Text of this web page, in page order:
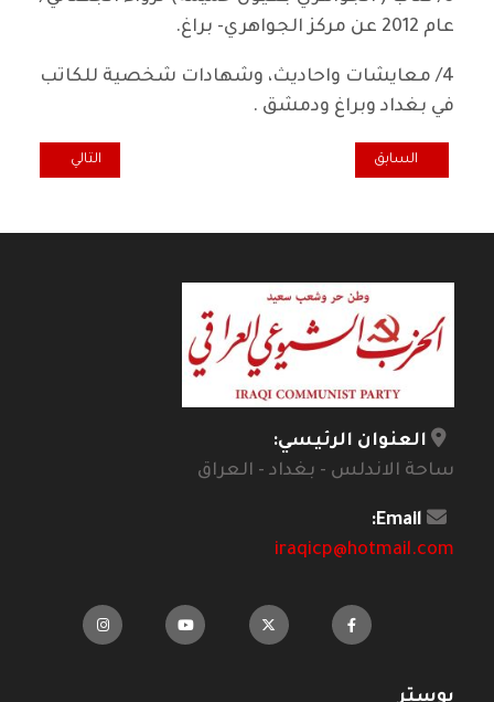
عام 2012 عن مركز الجواهري- براغ.
4/ معايشات واحاديث، وشهادات شخصية للكاتب
في بغداد وبراغ ودمشق .
المقال السابق: بعد ان دمرت: الموصل تتنفس ألوانها
السابق المقال التالي:
التالي
العنوان الرئيسي:
ساحة الاندلس - بغداد - العراق
Email:
iraqicp@hotmail.com
بوستر